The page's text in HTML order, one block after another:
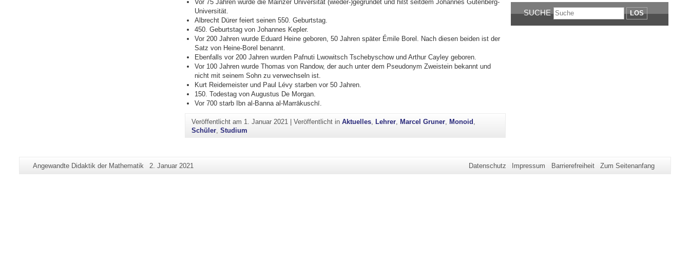
Vor 75 Jahren wurde die Mainzer Universität (wieder-)gegründet und hißt seitdem Johannes Gutenberg-
Universität.
Albrecht Dürer feiert seinen 550. Geburtstag.
450. Geburtstag von Johannes Kepler.
Vor 200 Jahren wurde Eduard Heine geboren, 50 Jahren später Émile Borel. Nach diesen beiden ist der
Satz von Heine-Borel benannt.
Ebenfalls vor 200 Jahren wurden Pafnuti Lwowitsch Tschebyschow und Arthur Cayley geboren.
Vor 100 Jahren wurde Thomas von Randow, der auch unter dem Pseudonym Zweistein bekannt und
nicht mit seinem Sohn zu verwechseln ist.
Kurt Reidemeister und Paul Lévy starben vor 50 Jahren.
150. Todestag von Augustus De Morgan.
Vor 700 starb Ibn al-Banna al-Marrākuschī.
Veröffentlicht am 1. Januar 2021 |Veröffentlicht inAktuelles ,Lehrer ,Marcel Gruner ,Monoid
Schüler ,Studium
SUCHE LOS
Zusätzliche
Seiten-
Angewandte Didaktik der Mathematik
Letzte
2. Januar 2021 Datenschutz Impressum Barrierefreiheit Zum Seitenanfang